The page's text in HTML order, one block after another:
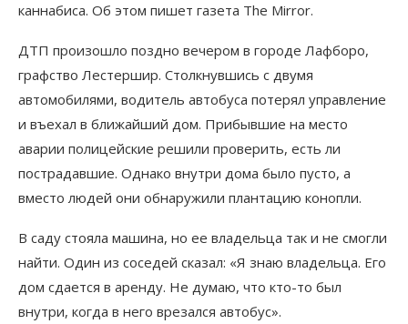
каннабиса. Об этом пишет газета The Mirror.
ДТП произошло поздно вечером в городе Лафборо,
графство Лестершир. Столкнувшись с двумя
автомобилями, водитель автобуса потерял управление
и въехал в ближайший дом. Прибывшие на место
аварии полицейские решили проверить, есть ли
пострадавшие. Однако внутри дома было пусто, а
вместо людей они обнаружили плантацию конопли.
В саду стояла машина, но ее владельца так и не смогли
найти. Один из соседей сказал: «Я знаю владельца. Его
дом сдается в аренду. Не думаю, что кто-то был
внутри, когда в него врезался автобус».